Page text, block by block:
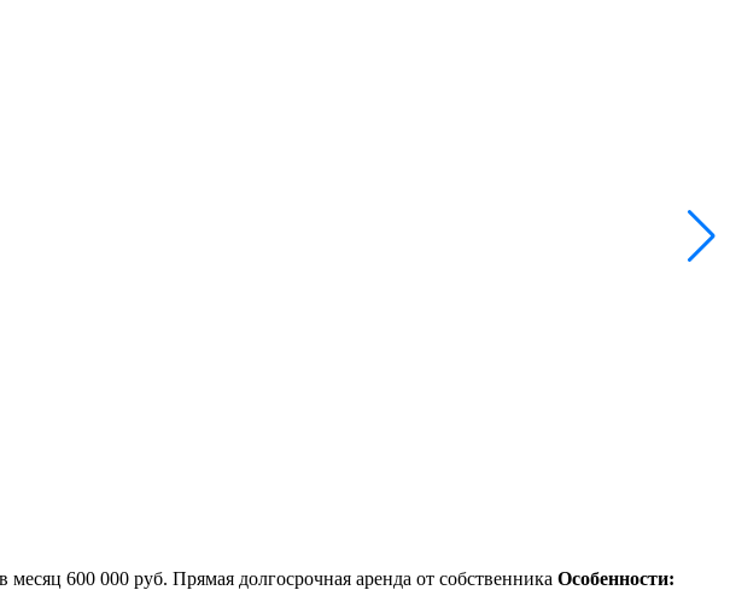
600 000 руб. Прямая долгосрочная аренда от собственника Особенности: